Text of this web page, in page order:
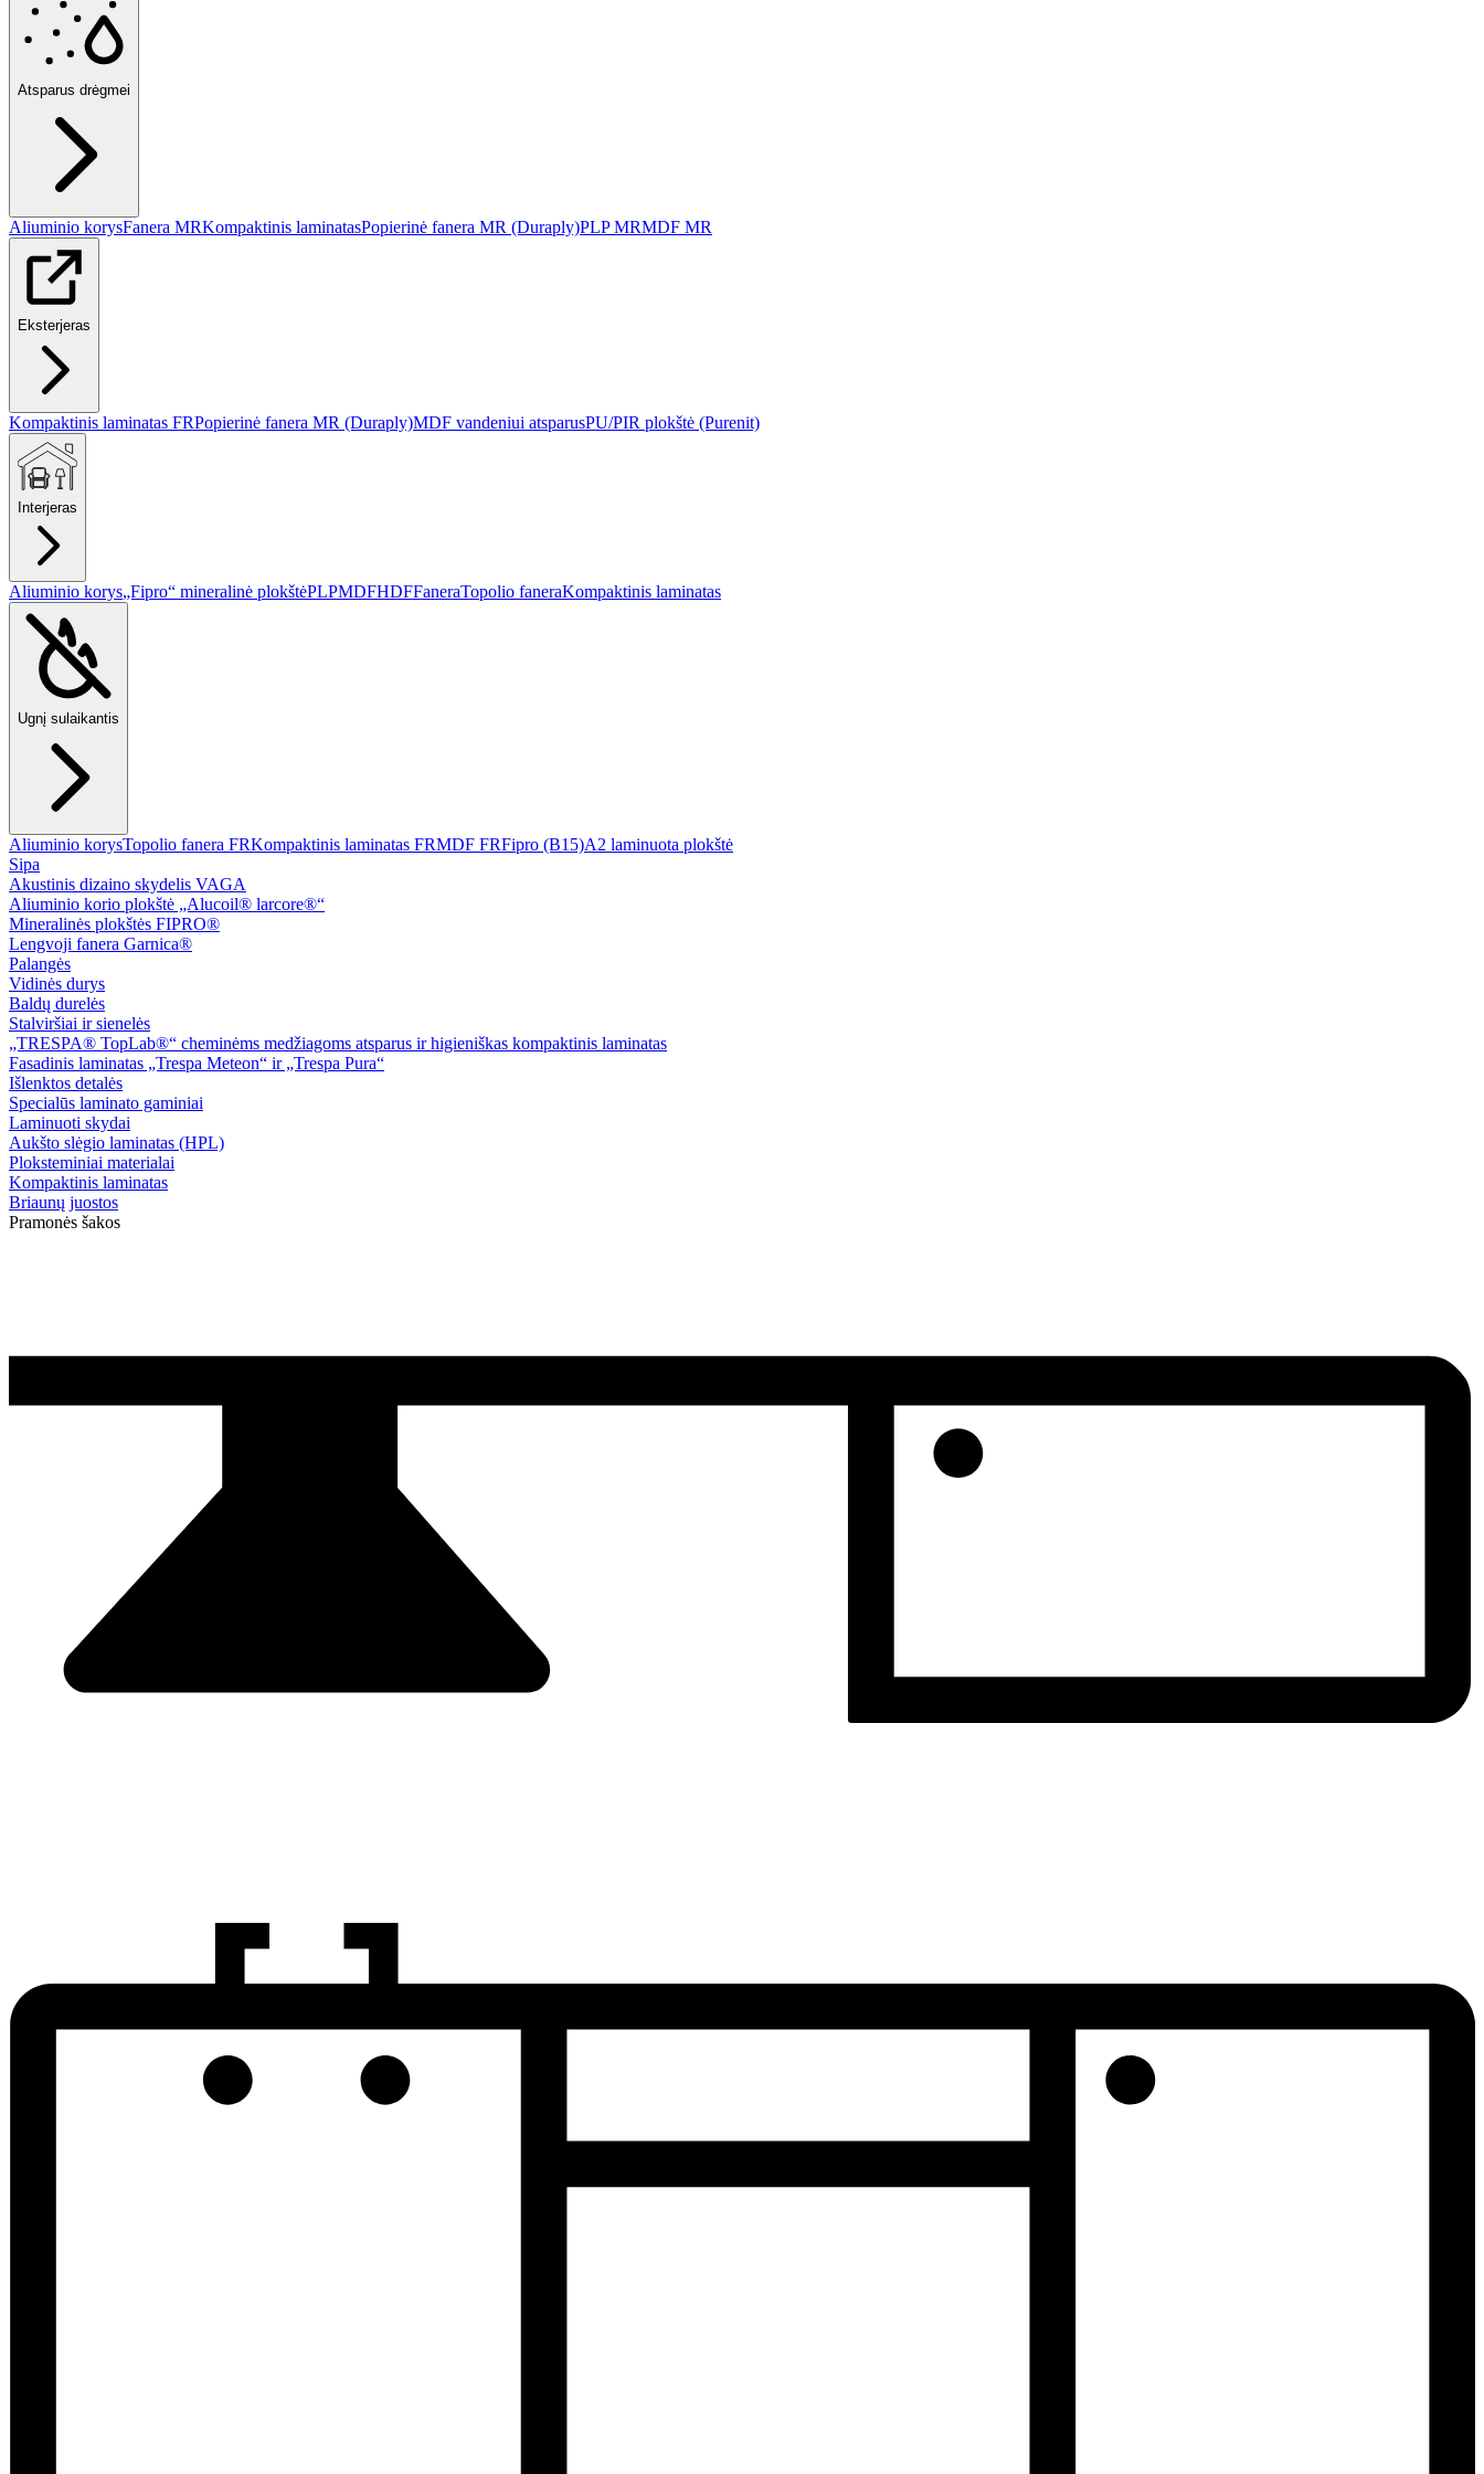
Atsparus drėgmei
Aliuminio korysFanera MRKompaktinis laminatasPopierinė fanera MR (Duraply)PLP MRMDF MR
Eksterjeras
Kompaktinis laminatas FRPopierinė fanera MR (Duraply)MDF vandeniui atsparusPU/PIR plokštė (Purenit)
Interjeras
Aliuminio korys„Fipro“ mineralinė plokštėPLPMDFHDFFaneraTopolio faneraKompaktinis laminatas
Ugnį sulaikantis
Aliuminio korysTopolio fanera FRKompaktinis laminatas FRMDF FRFipro (B15)A2 laminuota plokštė
Sipa
Akustinis dizaino skydelis VAGA
Aliuminio korio plokštė „Alucoil® larcore®“
Mineralinės plokštės FIPRO®
Lengvoji fanera Garnica®
Palangės
Vidinės durys
Baldų durelės
Stalviršiai ir sienelės
„TRESPA® TopLab®“ cheminėms medžiagoms atsparus ir higieniškas kompaktinis laminatas
Fasadinis laminatas „Trespa Meteon“ ir „Trespa Pura“
Išlenktos detalės
Specialūs laminato gaminiai
Laminuoti skydai
Aukšto slėgio laminatas (HPL)
Ploksteminiai materialai
Kompaktinis laminatas
Briaunų juostos
Pramonės šakos